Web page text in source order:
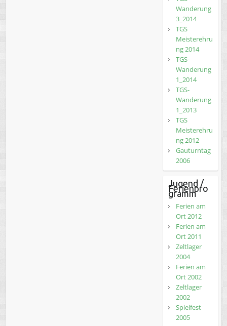
Wanderung
3_2014
TGS
Meisterehru
ng 2014
TGS-
Wanderung
1_2014
TGS-
Wanderung
1_2013
TGS
Meisterehru
ng 2012
Gauturntag
2006
Jugend /
Ferienpro
gramm
Ferien am
Ort 2012
Ferien am
Ort 2011
Zeltlager
2004
Ferien am
Ort 2002
Zeltlager
2002
Spielfest
2005